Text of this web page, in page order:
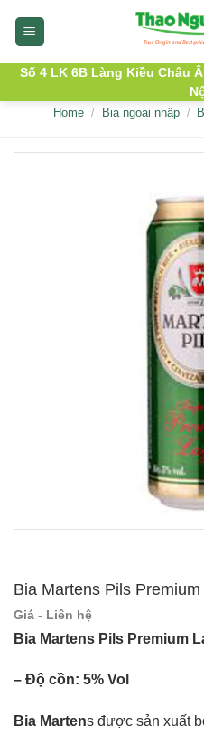
Số 4 LK 6B Làng Kiều Châu
Home / Bia ngoại nhập /
Bia Martens Pils
Giá - Liên hệ
Bia Martens Pils Premium
– Độ cồn: 5% Vol
Bia Martens được sản xuất